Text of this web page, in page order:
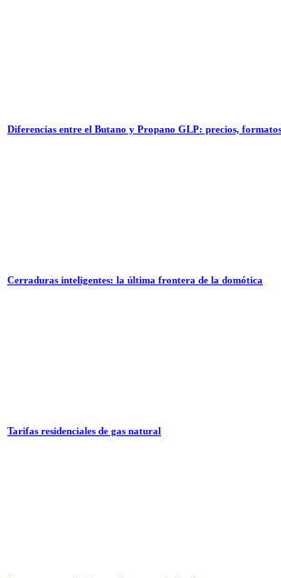
Diferencias entre el Butano y Propano GLP: precios,
Cerraduras inteligentes: la última frontera de la domótica
Tarifas residenciales de gas natural